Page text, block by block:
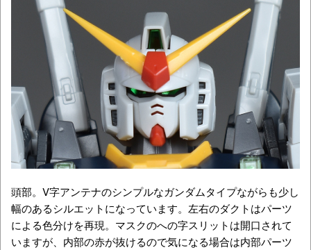
頭部。V字アンテナのシンプルなガンダムタイプながらも少し
幅のあるシルエットになっています。左右のダクトはパーツ
による色分けを再現。マスクのへの字スリットは開口されて
いますが、内部の赤が抜けるので気になる場合は内部パーツ